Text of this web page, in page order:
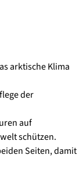
arktische Klima
der
auf
schützen.
Seiten, damit